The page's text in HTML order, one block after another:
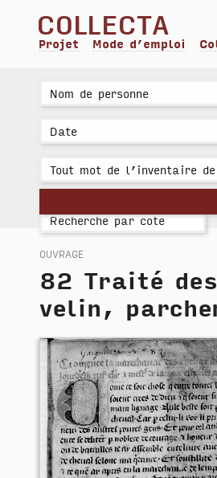
collecta
Projet Mode d’emploi
ouvrage
82 Traité
velin,